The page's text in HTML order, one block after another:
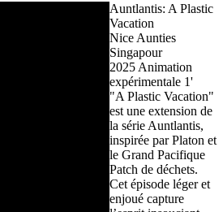
Auntlantis: A Plastic
Vacation
Nice Aunties
Singapour
2025 Animation
expérimentale 1'
"A Plastic Vacation"
est une extension de
la série Auntlantis,
inspirée par Platon et
le Grand Pacifique
Patch de déchets.
Cet épisode léger et
enjoué capture